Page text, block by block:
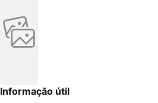
Informação útil